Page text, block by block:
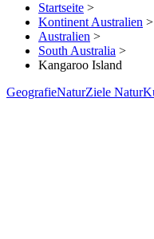
Startseite >
Kontinent Australien >
Australien >
South Australia >
Kangaroo Island
GeografieNaturZiele Natur